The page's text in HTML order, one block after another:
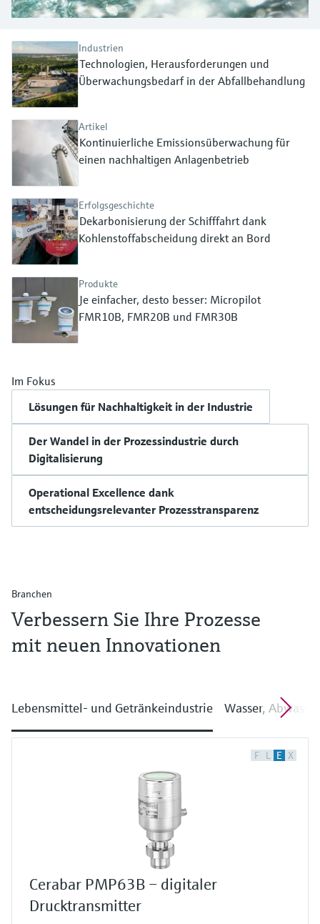
Produktspezifische Informationen und
Dokumente finden
Ersatzteilsuche
Ersatzteile anhand von Produktwurzel,
Bestellcode oder Seriennummer finden
Füllstandsmessung
Füllstandsmessung Druck
Alle ansehen
Analysatoren für Härte, Eisen,
Prozessphotometer
Mikrowellentransmission
Memosens-Technologie
Alle ansehen
Industrien
Technologien, Herausforderungen und
Überwachungsbedarf in der Abfallbehandlung
Artikel
Kontinuierliche Emissionsüberwachung für
einen nachhaltigen Anlagenbetrieb
Erfolgsgeschichte
Dekarbonisierung der Schifffahrt dank
Kohlenstoffabscheidung direkt an Bord
Produkte
Je einfacher, desto besser: Micropilot
FMR10B, FMR20B und FMR30B
Im Fokus
Lösungen für Nachhaltigkeit in der Industrie
Der Wandel in der Prozessindustrie durch
Digitalisierung
Operational Excellence dank
entscheidungsrelevanter Prozesstransparenz
Branchen
Verbessern Sie Ihre Prozesse
mit neuen Innovationen
Lebensmittel- und Getränkeindustrie Wasser,
F L E X
Cerabar PMP63B – digitaler
Drucktransmitter